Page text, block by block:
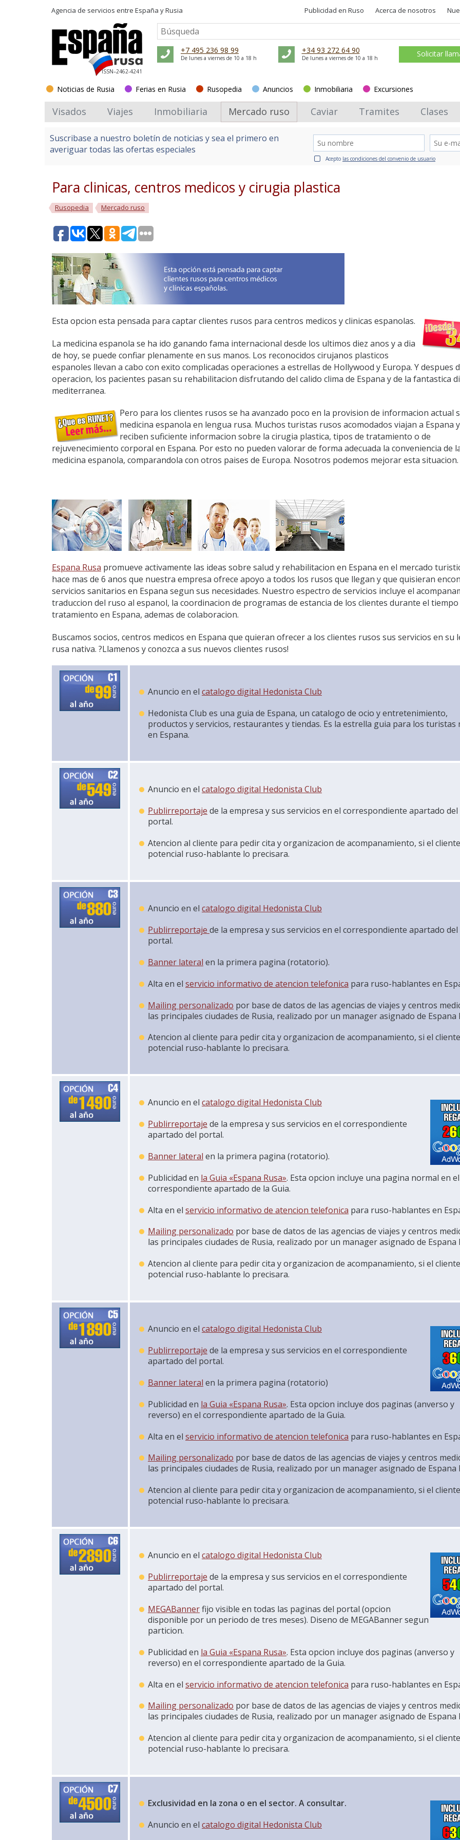
Agencia de servicios entre España y Rusia Publicidad en Ruso Acerca de nosotros
ISSN–2462-4241
+7 495 236 98 99
De lunes a viernes de 10 a 18 h
+34 93 272 64 90
De lunes a viernes de 10 a 18 h Solicitar
Noticias de Rusia Ferias en Rusia Rusopedia Anuncios Inmobiliaria Excursiones
Visados Viajes Inmobiliaria Mercado ruso Caviar Tramites Clases
Suscribase a nuestro boletín de noticias y sea el primero en
averiguar todas las ofertas especiales
Acepto las condiciones del convenio de usuario
Para clinicas, centros medicos y cirugia plastica
Rusopedia Mercado ruso
Esta opcion esta pensada para captar clientes rusos para centros medicos y clinicas espanolas.
La medicina espanola se ha ido ganando fama internacional desde los ultimos diez anos y a dia
de hoy, se puede confiar plenamente en sus manos. Los reconocidos cirujanos plasticos
espanoles llevan a cabo con exito complicadas operaciones a estrellas de Hollywood y Europa. Y despues
operacion, los pacientes pasan su rehabilitacion disfrutando del calido clima de Espana y de la fantastica
mediterranea.
Pero para los clientes rusos se ha avanzado poco en la provision de informacion actual
medicina espanola en lengua rusa. Muchos turistas rusos acomodados viajan a Espana
reciben suficiente informacion sobre la cirugia plastica, tipos de tratamiento o de
rejuvenecimiento corporal en Espana. Por esto no pueden valorar de forma adecuada la conveniencia de
medicina espanola, comparandola con otros paises de Europa. Nosotros podemos mejorar esta situacion.
Espana Rusa promueve activamente las ideas sobre salud y rehabilitacion en Espana en el mercado
hace mas de 6 anos que nuestra empresa ofrece apoyo a todos los rusos que llegan y que quisieran
servicios sanitarios en Espana segun sus necesidades. Nuestro espectro de servicios incluye el
traduccion del ruso al espanol, la coordinacion de programas de estancia de los clientes durante el tiempo
tratamiento en Espana, ademas de colaboracion.
Buscamos socios, centros medicos en Espana que quieran ofrecer a los clientes rusos sus servicios en su
rusa nativa. ?Llamenos y conozca a sus nuevos clientes rusos!
Anuncio en el catalogo digital Hedonista Club
Hedonista Club es una guia de Espana, un catalogo de ocio y entretenimiento,
productos y servicios, restaurantes y tiendas. Es la estrella guia para los turistas
en Espana.
Anuncio en el catalogo digital Hedonista Club
Publirreportaje de la empresa y sus servicios en el correspondiente apartado del
portal.
Atencion al cliente para pedir cita y organizacion de acompanamiento, si el cliente
potencial ruso-hablante lo precisara.
Anuncio en el catalogo digital Hedonista Club
Publirreportaje de la empresa y sus servicios en el correspondiente apartado del
portal.
Banner lateral en la primera pagina (rotatorio).
Alta en el servicio informativo de atencion telefonica para ruso-hablantes en
Mailing personalizado por base de datos de las agencias de viajes y centros
las principales ciudades de Rusia, realizado por un manager asignado de Espana
Atencion al cliente para pedir cita y organizacion de acompanamiento, si el cliente
potencial ruso-hablante lo precisara.
Anuncio en el catalogo digital Hedonista Club
Publirreportaje de la empresa y sus servicios en el correspondiente
apartado del portal.
Banner lateral en la primera pagina (rotatorio).
Publicidad en la Guia «Espana Rusa». Esta opcion incluye una pagina normal en el
correspondiente apartado de la Guia.
Alta en el servicio informativo de atencion telefonica para ruso-hablantes en
Mailing personalizado por base de datos de las agencias de viajes y centros
las principales ciudades de Rusia, realizado por un manager asignado de Espana
Atencion al cliente para pedir cita y organizacion de acompanamiento, si el cliente
potencial ruso-hablante lo precisara.
Anuncio en el catalogo digital Hedonista Club
Publirreportaje de la empresa y sus servicios en el correspondiente
apartado del portal.
Banner lateral en la primera pagina (rotatorio)
Publicidad en la Guia «Espana Rusa». Esta opcion incluye dos paginas (anverso y
reverso) en el correspondiente apartado de la Guia.
Alta en el servicio informativo de atencion telefonica para ruso-hablantes en
Mailing personalizado por base de datos de las agencias de viajes y centros
las principales ciudades de Rusia, realizado por un manager asignado de Espana
Atencion al cliente para pedir cita y organizacion de acompanamiento, si el cliente
potencial ruso-hablante lo precisara.
Anuncio en el catalogo digital Hedonista Club
Publirreportaje de la empresa y sus servicios en el correspondiente
apartado del portal.
MEGABannerfijo visible en todas las paginas del portal (opcion
disponible por un periodo de tres meses). Diseno de MEGABanner segun
particion.
Publicidad en la Guia «Espana Rusa». Esta opcion incluye dos paginas (anverso y
reverso) en el correspondiente apartado de la Guia.
Alta en el servicio informativo de atencion telefonica para ruso-hablantes en
Mailing personalizado por base de datos de las agencias de viajes y centros
las principales ciudades de Rusia, realizado por un manager asignado de Espana
Atencion al cliente para pedir cita y organizacion de acompanamiento, si el cliente
potencial ruso-hablante lo precisara.
Exclusividad en la zona o en el sector. A consultar.
Anuncio en el catalogo digital Hedonista Club